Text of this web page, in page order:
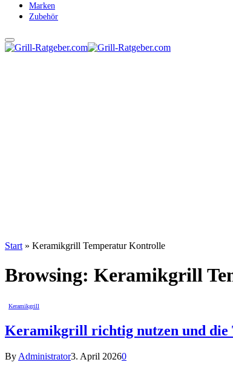
Marken
Zubehör
Start » Keramikgrill Temperatur Kontrolle
Browsing: Keramikgrill
Keramikgrill
Keramikgrill richtig nutzen und die
By Administrator3. April 20260